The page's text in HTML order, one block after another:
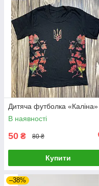
Дитяча футболка «Каліна»
В наявності
50 ₴ 80 ₴
Купити
–38%